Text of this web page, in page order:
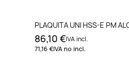
PLAQUITA UNI HSS-E PM
86,10 €IVA incl.
71,16 €IVA no incl.